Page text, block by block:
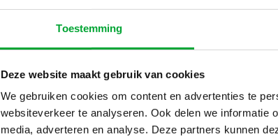
Toestemming
Deze website maakt gebruik van cookies
We gebruiken cookies om content en advertenties te
websiteverkeer te analyseren. Ook delen we
media, adverteren en analyse. Deze partners kunnen